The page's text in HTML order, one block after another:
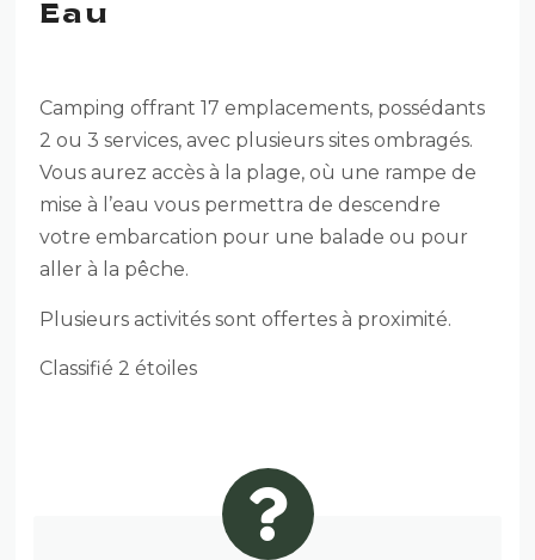
Eau
Camping offrant 17 emplacements, possédants
2 ou 3 services, avec plusieurs sites ombragés.
Vous aurez accès à la plage, où une rampe de
mise à l’eau vous permettra de descendre
votre embarcation pour une balade ou pour
aller à la pêche.
Plusieurs activités sont offertes à proximité.
Classifié 2 étoiles